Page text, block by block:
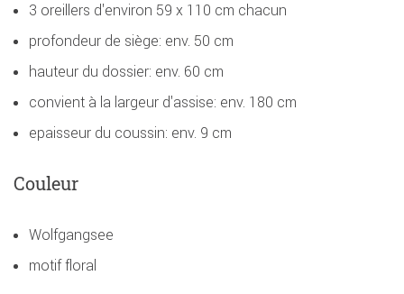
3 oreillers d'environ 59 x 110 cm chacun
profondeur de siège: env. 50 cm
hauteur du dossier: env. 60 cm
convient à la largeur d'assise: env. 180 cm
epaisseur du coussin: env. 9 cm
Couleur
Wolfgangsee
motif floral